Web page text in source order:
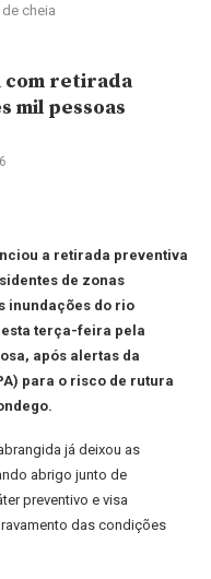
cheia
com retirada
mil pessoas
a retirada preventiva
de zonas
inundações do rio
terça-feira pela
após alertas da
para o risco de rutura
já deixou as
abrigo junto de
preventivo e visa
das condições